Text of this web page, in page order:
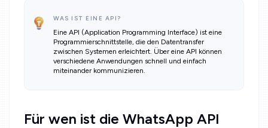
WAS IST EINE API?
Eine API (Application Programming Interface) ist eine
Programmierschnittstelle, die den Datentransfer
zwischen Systemen erleichtert. Über eine API können
verschiedene Anwendungen schnell und einfach
miteinander kommunizieren.
Für wen ist die WhatsApp API